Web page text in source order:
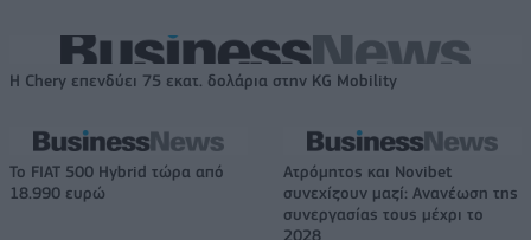
Η Chery επενδύει 75 εκατ. δολάρια στην KG Mobility
Το FIAT 500 Hybrid τώρα από
18.990 ευρώ
Ατρόμητος και Novibet
συνεχίζουν μαζί: Ανανέωση της
συνεργασίας τους μέχρι το
2028